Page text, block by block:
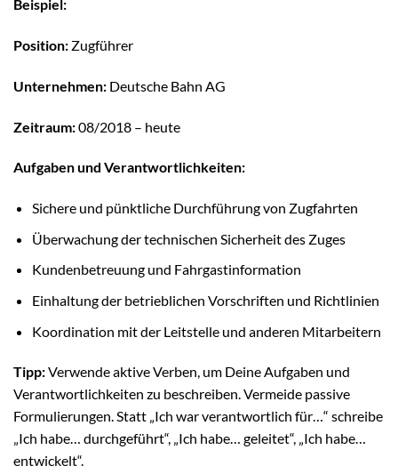
Beispiel:
Position: Zugführer
Unternehmen: Deutsche Bahn AG
Zeitraum:08/2018 – heute
Aufgaben und Verantwortlichkeiten:
Sichere und pünktliche Durchführung von Zugfahrten
Überwachung der technischen Sicherheit des Zuges
Kundenbetreuung und Fahrgastinformation
Einhaltung der betrieblichen Vorschriften und Richtlinien
Koordination mit der Leitstelle und anderen Mitarbeitern
Tipp:Verwende aktive Verben, um Deine Aufgaben und
Verantwortlichkeiten zu beschreiben. Vermeide passive
Formulierungen. Statt „Ich war verantwortlich für…“ schreibe
„Ich habe… durchgeführt“, „Ich habe… geleitet“, „Ich habe…
entwickelt“.